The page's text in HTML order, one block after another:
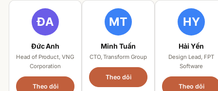
Đức Anh
Head of Product, VNG
Corporation
Theo dõi
Minh Tuấn
CTO, Transform Group
Theo dõi
Hải Yến
Design Lead, FPT
Software
Theo dõi